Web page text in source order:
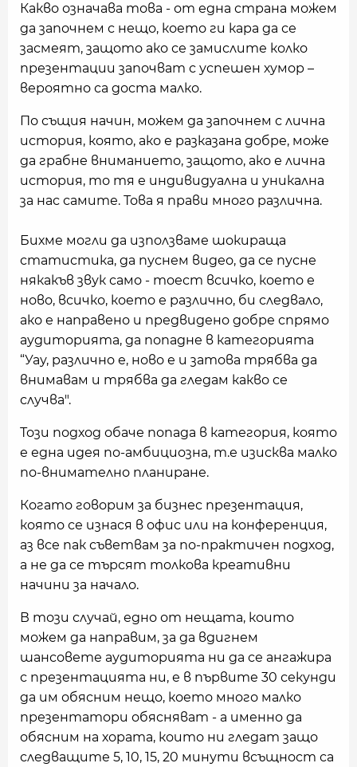
Какво означава това - от една страна можем
да започнем с нещо, което ги кара да се
засмеят, защото ако се замислите колко
презентации започват с успешен хумор –
вероятно са доста малко.
По същия начин, можем да започнем с лична
история, която, ако е разказана добре, може
да грабне вниманието, защото, ако е лична
история, то тя е индивидуална и уникална
за нас самите. Това я прави много различна.
Бихме могли да използваме шокираща
статистика, да пуснем видео, да се пусне
някакъв звук само - тоест всичко, което е
ново, всичко, което е различно, би следвало,
ако е направено и предвидено добре спрямо
аудиторията, да попадне в категорията
“Уау, различно е, ново е и затова трябва да
внимавам и трябва да гледам какво се
случва".
Този подход обаче попада в категория, която
е една идея по-амбициозна, т.е изисква малко
по-внимателно планиране.
Когато говорим за бизнес презентация,
която се изнася в офис или на конференция,
аз все пак съветвам за по-практичен подход,
а не да се търсят толкова креативни
начини за начало.
В този случай, едно от нещата, които
можем да направим, за да вдигнем
шансовете аудиторията ни да се ангажира
с презентацията ни, е в първите 30 секунди
да им обясним нещо, което много малко
презентатори обясняват - а именно да
обясним на хората, които ни гледат защо
следващите 5, 10, 15, 20 минути всъщност са